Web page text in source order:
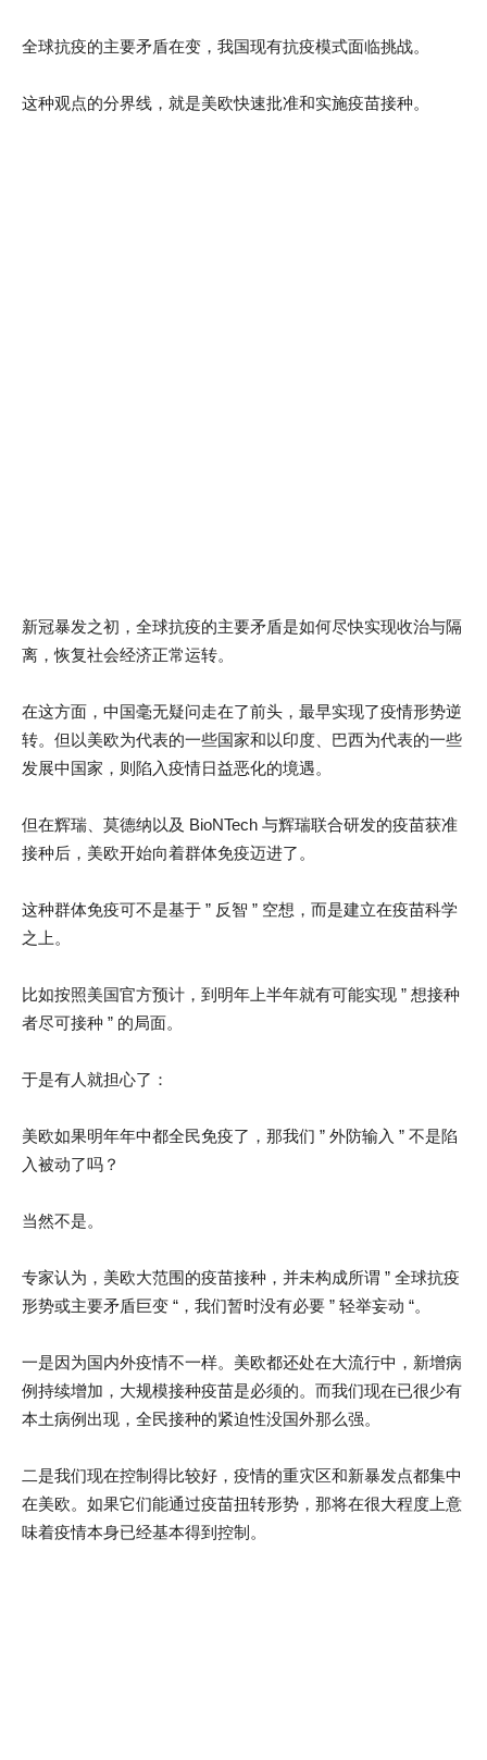
全球抗疫的主要矛盾在变，我国现有抗疫模式面临挑战。
这种观点的分界线，就是美欧快速批准和实施疫苗接种。
新冠暴发之初，全球抗疫的主要矛盾是如何尽快实现收治与隔
离，恢复社会经济正常运转。
在这方面，中国毫无疑问走在了前头，最早实现了疫情形势逆
转。但以美欧为代表的一些国家和以印度、巴西为代表的一些
发展中国家，则陷入疫情日益恶化的境遇。
但在辉瑞、莫德纳以及 BioNTech 与辉瑞联合研发的疫苗获准
接种后，美欧开始向着群体免疫迈进了。
这种群体免疫可不是基于 ” 反智 ” 空想，而是建立在疫苗科学
之上。
比如按照美国官方预计，到明年上半年就有可能实现 ” 想接种
者尽可接种 ” 的局面。
于是有人就担心了：
美欧如果明年年中都全民免疫了，那我们 ” 外防输入 ” 不是陷
入被动了吗？
当然不是。
专家认为，美欧大范围的疫苗接种，并未构成所谓 ” 全球抗疫
形势或主要矛盾巨变 “，我们暂时没有必要 ” 轻举妄动 “。
一是因为国内外疫情不一样。美欧都还处在大流行中，新增病
例持续增加，大规模接种疫苗是必须的。而我们现在已很少有
本土病例出现，全民接种的紧迫性没国外那么强。
二是我们现在控制得比较好，疫情的重灾区和新暴发点都集中
在美欧。如果它们能通过疫苗扭转形势，那将在很大程度上意
味着疫情本身已经基本得到控制。